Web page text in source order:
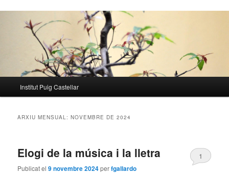
principal
Institut Puig Castellar
ARXIU MENSUAL:NOVEMBRE DE 2024
Elogi de la música i la lletra
Publicat el9 novembre 2024perfgallardo
1